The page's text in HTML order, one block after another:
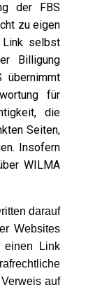
der FBS
zu eigen
Link selbst
Billigung
übernimmt
für
die
Seiten,
Insofern
WILMA
darauf
Websites
einen Link
auf